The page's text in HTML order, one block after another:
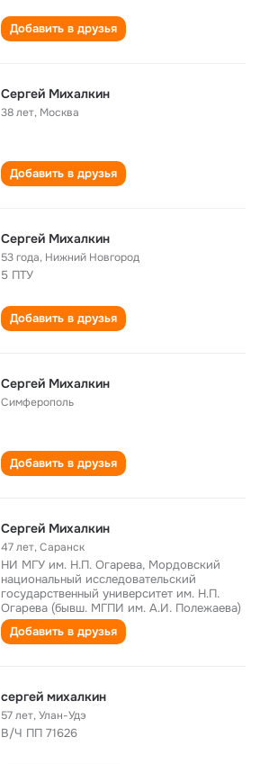
Добавить в друзья
Сергей Михалкин
38 лет, Москва
Добавить в друзья
Сергей Михалкин
53 года, Нижний Новгород
5 ПТУ
Добавить в друзья
Сергей Михалкин
Симферополь
Добавить в друзья
Сергей Михалкин
47 лет,Саранск
НИ МГУ им. Н.П. Огарева, Мордовский
национальный исследовательский
государственный университет им. Н.П.
Огарева (бывш. МГПИ им. А.И. Полежаева)
Добавить в друзья
сергей михалкин
57 лет,Улан-Удэ
В/Ч ПП 71626